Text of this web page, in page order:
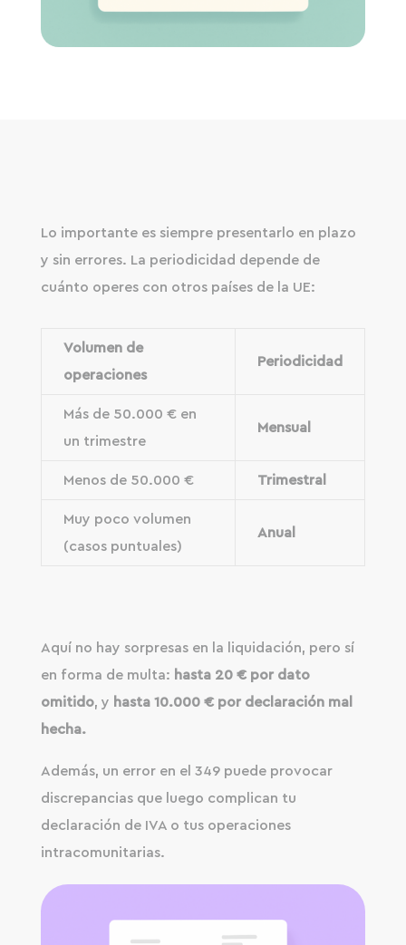
Lo importante es siempre presentarlo en plazo
y sin errores. La periodicidad depende de
cuánto operes con otros países de la UE:
Volumen de
operaciones
Periodicidad
Más de 50.000 € en
un trimestre
Mensual
Menos de 50.000 € Trimestral
Muy poco volumen
(casos puntuales)
Anual
Aquí no hay sorpresas en la liquidación, pero sí
en forma de multa: hasta 20 € por dato
omitido, y hasta 10.000 € por declaración mal
hecha.
Además, un error en el 349 puede provocar
discrepancias que luego complican tu
declaración de IVA o tus operaciones
intracomunitarias.